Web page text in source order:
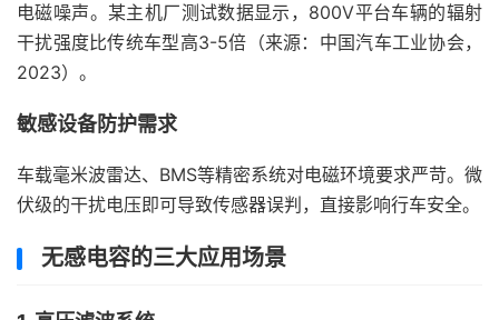
电磁噪声。某主机厂测试数据显示，800V平台车辆的辐射
干扰强度比传统车型高3-5倍（来源：中国汽车工业协会，
2023）。
敏感设备防护需求
车载毫米波雷达、BMS等精密系统对电磁环境要求严苛。微
伏级的干扰电压即可导致传感器误判，直接影响行车安全。
无感电容的三大应用场景